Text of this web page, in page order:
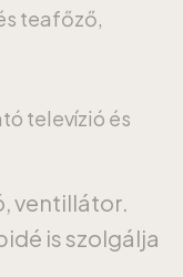
teafőző,
televízió és
ventillátor.
is szolgálja